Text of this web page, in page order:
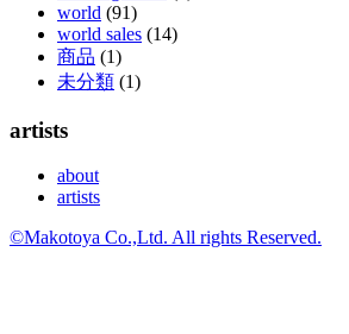
world (91)
world sales (14)
商品 (1)
未分類 (1)
artists
about
artists
©Makotoya Co.,Ltd. All rights Reserved.